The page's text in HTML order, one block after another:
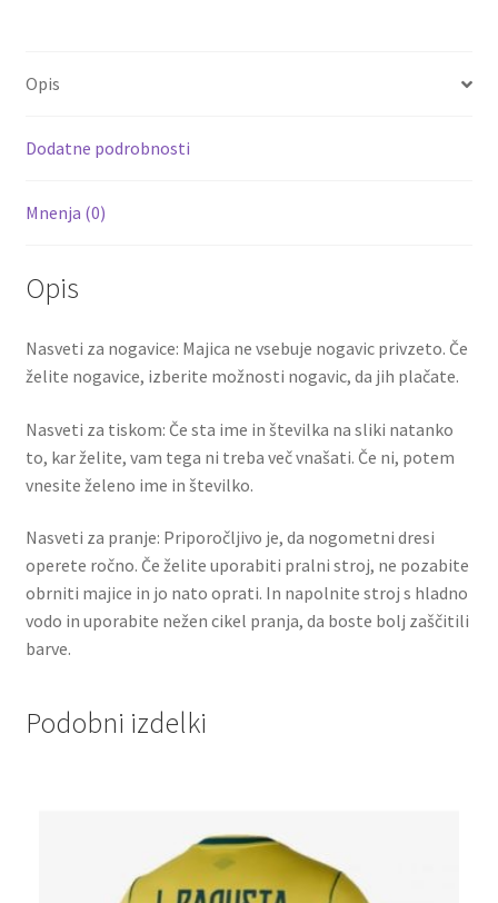
k
Opis
Dodatne podrobnosti
Mnenja (0)
Opis
Nasveti za nogavice: Majica ne vsebuje nogavic privzeto. Če
želite nogavice, izberite možnosti nogavic, da jih plačate.
Nasveti za tiskom: Če sta ime in številka na sliki natanko
to, kar želite, vam tega ni treba več vnašati. Če ni, potem
vnesite želeno ime in številko.
Nasveti za pranje: Priporočljivo je, da nogometni dresi
operete ročno. Če želite uporabiti pralni stroj, ne pozabite
obrniti majice in jo nato oprati. In napolnite stroj s hladno
vodo in uporabite nežen cikel pranja, da boste bolj zaščitili
barve.
Podobni izdelki